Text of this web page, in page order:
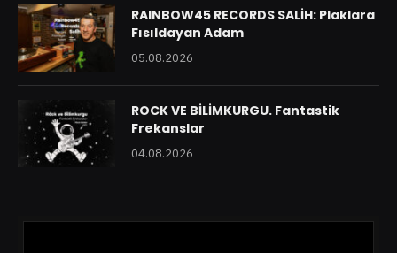
RAINBOW45 RECORDS SALİH: Plaklara
Fısıldayan Adam
05.08.2026
ROCK VE BİLİMKURGU. Fantastik
Frekanslar
04.08.2026